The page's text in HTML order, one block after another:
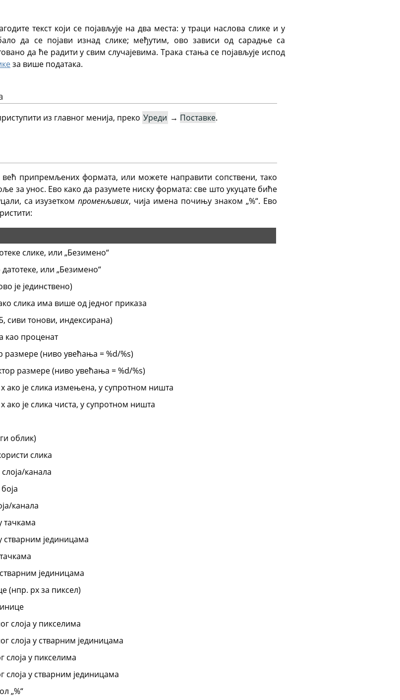
текст који се појављује на два места: у траци наслова слике и у
да се појави изнад слике; међутим, ово зависи од сарадње са
да ће радити у свим случајевима. Трака стања се појављује испод
за више података.
из главног менија, преко Уреди → Поставке.
припремљених формата, или можете направити сопствени, тако
за унос. Ево како да разумете ниску формата: све што укуцате биће
са изузеткомпроменљивих, чија имена почињу знаком „%“. Ево
слике, или „Безимено“
или „Безимено“
је јединствено)
слика има више од једног приказа
сиви тонови, индексирана)
као проценат
размере (ниво увећања = %d/%s)
размере (ниво увећања = %d/%s)
ако је слика измењена, у супротном ништа
ако је слика чиста, у супротном ништа
облик)
слика
канала
канала
тачкама
јединицама
јединицама
(нпр. px за пиксел)
слоја у пикселима
слоја у стварним јединицама
слоја у пикселима
слоја у стварним јединицама
„%“